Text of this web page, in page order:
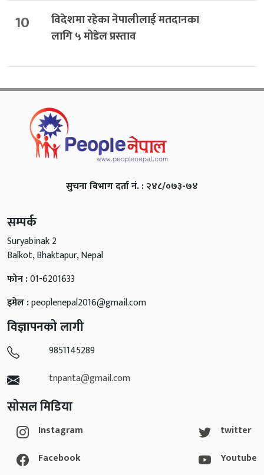
10
विदेशमा रहेका नेपालीलाई मतदानका
लागि ५ मोडेल प्रस्ताव
सुचना बिभाग दर्ता नं. : २४८/०७३-७४
सम्पर्क
Suryabinak 2
Balkot, Bhaktapur, Nepal
फोन :01-6201633
इमेल :peoplenepal2016@gmail.com
विज्ञापनको लागी
9851145289
tnpanta@gmail.com
सोसल मिडिया
Instagram
Facebook
twitter
Youtube